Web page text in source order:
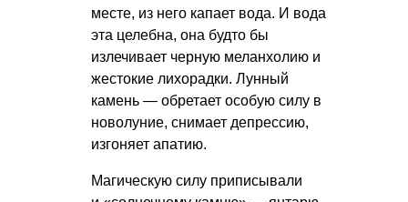
месте, из него капает вода. И вода
эта целебна, она будто бы
излечивает черную меланхолию и
жестокие лихорадки. Лунный
камень — обретает особую силу в
новолуние, снимает депрессию,
изгоняет апатию.
Магическую силу приписывали